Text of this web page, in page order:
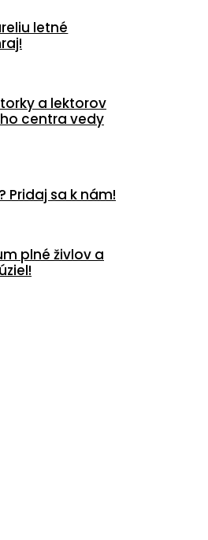
letné
a lektorov
centra vedy
Pridaj sa k nám!
plné živlov a